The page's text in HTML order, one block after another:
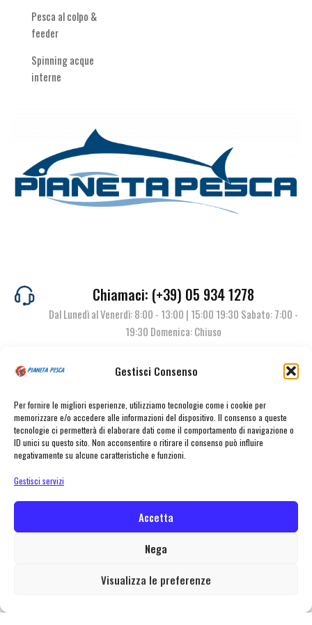
Gestisci Consenso
Per fornire le migliori esperienze, utilizziamo tecnologie come i cookie per
memorizzare e/o accedere alle informazioni del dispositivo. Il consenso a queste
tecnologie ci permetterà di elaborare dati come il comportamento di navigazione o
ID unici su questo sito. Non acconsentire o ritirare il consenso può influire
negativamente su alcune caratteristiche e funzioni.
Gestisci servizi
Accetta
Nega
Visualizza le preferenze
Pesca al colpo &
feeder
Spinning acque
interne
Chiamaci: (+39) 05 934 1278
Dal Lunedì al Venerdì: 8:00 - 13:00 | 15:00 19:30 Sabato: 7:00 -
19:30 Domenica: Chiuso
© Pianeta Pesca Viale Marcello Finzi, 563 41122 Modena (MO) | P.I.
02141860367 | Tel. 059 341278 | info@pianetapesca.it